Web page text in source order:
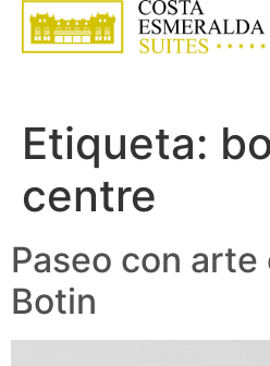
Etiqueta:
centre
Paseo con
Botin